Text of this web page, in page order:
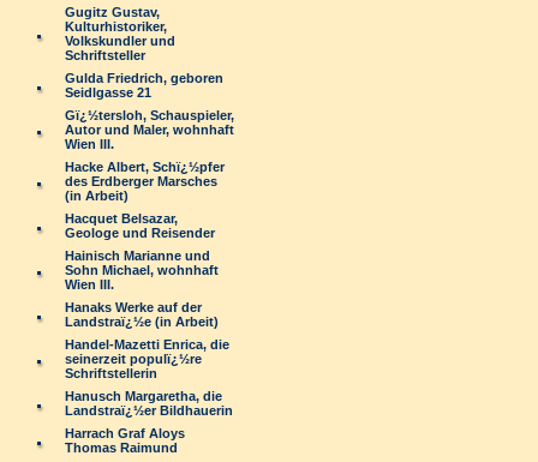
Gugitz Gustav,
Kulturhistoriker,
Volkskundler und
Schriftsteller
Gulda Friedrich, geboren
Seidlgasse 21
Gï¿½tersloh, Schauspieler,
Autor und Maler, wohnhaft
Wien III.
Hacke Albert, Schï¿½pfer
des Erdberger Marsches
(in Arbeit)
Hacquet Belsazar,
Geologe und Reisender
Hainisch Marianne und
Sohn Michael, wohnhaft
Wien III.
Hanaks Werke auf der
Landstraï¿½e (in Arbeit)
Handel-Mazetti Enrica, die
seinerzeit populï¿½re
Schriftstellerin
Hanusch Margaretha, die
Landstraï¿½er Bildhauerin
Harrach Graf Aloys
Thomas Raimund